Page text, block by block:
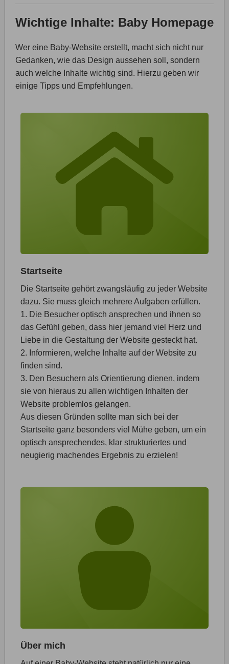
Wichtige Inhalte: Baby Homepage
Wer eine Baby-Website erstellt, macht sich nicht nur
Gedanken, wie das Design aussehen soll, sondern
auch welche Inhalte wichtig sind. Hierzu geben wir
einige Tipps und Empfehlungen.
Startseite
Die Startseite gehört zwangsläufig zu jeder Website
dazu. Sie muss gleich mehrere Aufgaben erfüllen.
1. Die Besucher optisch ansprechen und ihnen so
das Gefühl geben, dass hier jemand viel Herz und
Liebe in die Gestaltung der Website gesteckt hat.
2. Informieren, welche Inhalte auf der Website zu
finden sind.
3. Den Besuchern als Orientierung dienen, indem
sie von hieraus zu allen wichtigen Inhalten der
Website problemlos gelangen.
Aus diesen Gründen sollte man sich bei der
Startseite ganz besonders viel Mühe geben, um ein
optisch ansprechendes, klar strukturiertes und
neugierig machendes Ergebnis zu erzielen!
Über mich